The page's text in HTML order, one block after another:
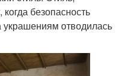
безопасность
украшениям отводилась